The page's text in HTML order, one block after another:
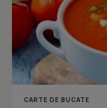
CARTE DE BUCATE